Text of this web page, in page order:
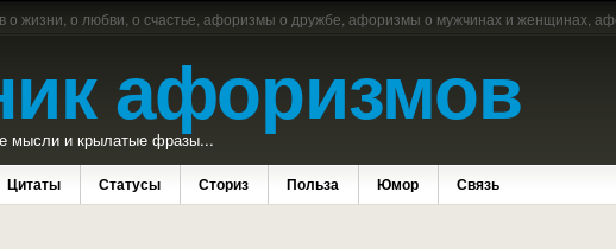
о жизни, о любви, о счастье, афоризмы о дружбе, афоризмы о мужчинах и женщинах,
афоризмов
мысли и крылатые фразы...
Цитаты Статусы Сториз Польза Юмор Связь